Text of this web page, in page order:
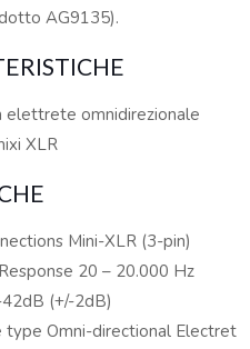
AG9135).
elettrete omnidirezionale
XLR
Mini-XLR (3-pin)
20 – 20.000 Hz
(+/-2dB)
type Omni-directional Electret